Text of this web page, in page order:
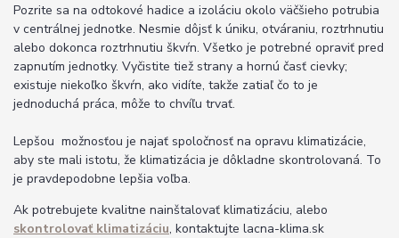
Pozrite sa na odtokové hadice a izoláciu okolo väčšieho potrubia
v centrálnej jednotke. Nesmie dôjsť k úniku, otváraniu, roztrhnutiu
alebo dokonca roztrhnutiu škvŕn. Všetko je potrebné opraviť pred
zapnutím jednotky. Vyčistite tiež strany a hornú časť cievky;
existuje niekoľko škvŕn, ako vidíte, takže zatiaľ čo to je
jednoduchá práca, môže to chvíľu trvať.
Lepšou možnosťou je najať spoločnosť na opravu klimatizácie,
aby ste mali istotu, že klimatizácia je dôkladne skontrolovaná. To
je pravdepodobne lepšia voľba.
Ak potrebujete kvalitne nainštalovať klimatizáciu, alebo
skontrolovať klimatizáciu, kontaktujte lacna-klima.sk